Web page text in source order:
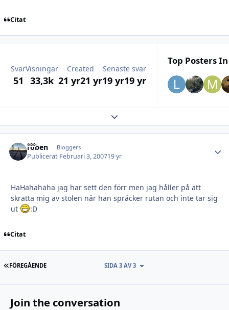
Citat
Svar
51
Visningar
33,3k
Created
21 yr21 yr
Senaste svar
19 yr19 yr
Top Posters
Expand topic overview
roben Bloggers
Publicerat Februari 3, 200719 yr
HaHahahaha jag har sett den förr men jag håller på att
skratta mig av stolen när han spräcker rutan och inte tar sig
ut
:D
Citat
FÖRSTA SIDAN
FÖREGÅENDE SIDA 3 AV 3
Join the conversation